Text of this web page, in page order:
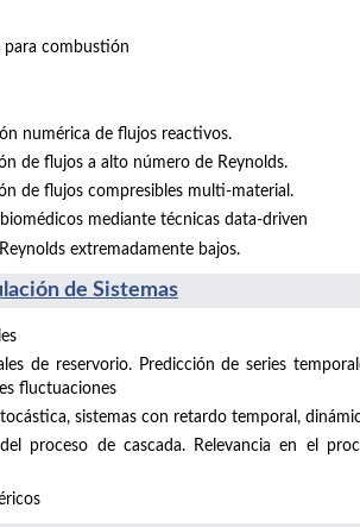
para combustión
numérica de flujos reactivos.
de flujos a alto número de Reynolds.
de flujos compresibles multi-material.
mediante técnicas data-driven
extremadamente bajos.
de Sistemas
de reservorio. Predicción de series
fluctuaciones
sistemas con retardo temporal,
proceso de cascada. Relevancia en el